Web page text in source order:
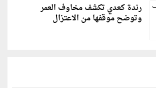
رندة كعدي تكشف مخاوف العمر
وتوضح موقفها من الاعتزال
مقترحًا عُمانيًا للإدارة المشتركة